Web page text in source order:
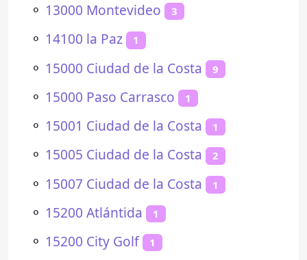
⚬ 13000 Montevideo 3
⚬ 14100 la Paz 1
⚬ 15000 Ciudad de la Costa 9
⚬ 15000 Paso Carrasco 1
⚬ 15001 Ciudad de la Costa 1
⚬ 15005 Ciudad de la Costa 2
⚬ 15007 Ciudad de la Costa 1
⚬ 15200 Atlántida 1
⚬ 15200 City Golf 1